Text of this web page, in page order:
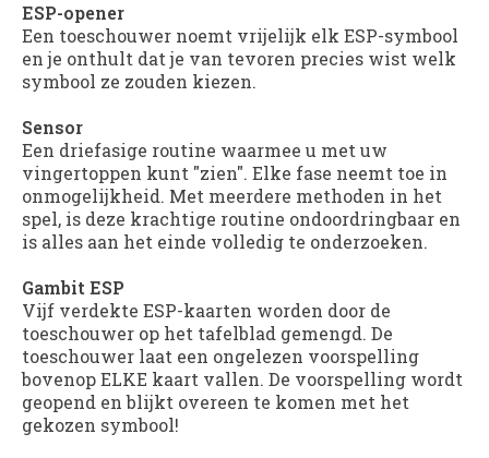
ESP-opener
Een toeschouwer noemt vrijelijk elk ESP-symbool
en je onthult dat je van tevoren precies wist welk
symbool ze zouden kiezen.
Sensor
Een driefasige routine waarmee u met uw
vingertoppen kunt "zien". Elke fase neemt toe in
onmogelijkheid. Met meerdere methoden in het
spel, is deze krachtige routine ondoordringbaar en
is alles aan het einde volledig te onderzoeken.
Gambit ESP
Vijf verdekte ESP-kaarten worden door de
toeschouwer op het tafelblad gemengd. De
toeschouwer laat een ongelezen voorspelling
bovenop ELKE kaart vallen. De voorspelling wordt
geopend en blijkt overeen te komen met het
gekozen symbool!